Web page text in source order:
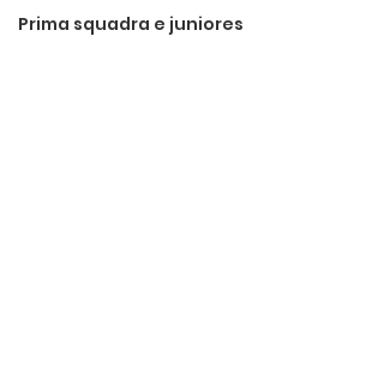
Prima squadra e juniores